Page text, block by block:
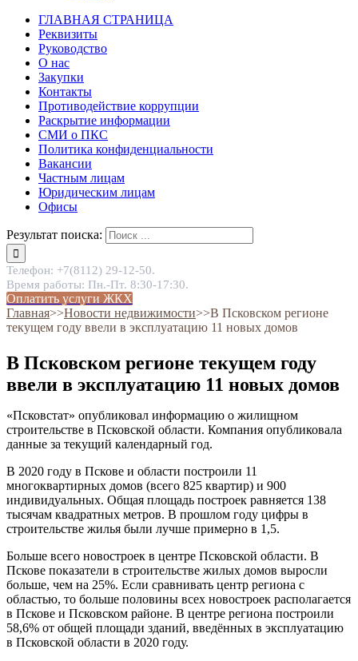
ГЛАВНАЯ СТРАНИЦА
Реквизиты
Руководство
О нас
Закупки
Контакты
Противодействие коррупции
Раскрытие информации
СМИ о ПКС
Политика конфиденциальности
Вакансии
Частным лицам
Юридическим лицам
Офисы
Результат поиска:
Телефон: +7(8112) 29-12-50.
Время работы: Пн.-Пт. 8:30-17:30.
Оплатить услуги ЖКХ
Главная˃˃Новости недвижимости˃˃В Псковском регионе
текущем году ввели в эксплуатацию 11 новых домов
В Псковском регионе текущем году
ввели в эксплуатацию 11 новых домов
«Псковстат» опубликовал информацию о жилищном
строительстве в Псковской области. Компания опубликовала
данные за текущий календарный год.
В 2020 году в Пскове и области построили 11
многоквартирных домов (всего 825 квартир) и 900
индивидуальных. Общая площадь построек равняется 138
тысячам квадратных метров. В прошлом году цифры в
строительстве жилья были лучше примерно в 1,5.
Больше всего новостроек в центре Псковской области. В
Пскове показатели в строительстве жилых домов выросли
больше, чем на 25%. Если сравнивать центр региона с
областью, то больше половины всех новостроек располагается
в Пскове и Псковском районе. В центре региона построили
58,6% от общей площади зданий, введённых в эксплуатацию
в Псковской области в 2020 году.